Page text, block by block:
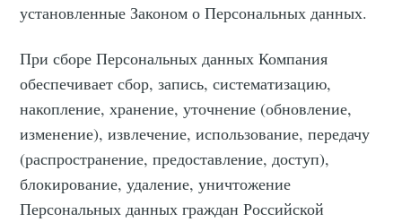
установленные Законом о Персональных данных.
При сборе Персональных данных Компания
обеспечивает сбор, запись, систематизацию,
накопление, хранение, уточнение (обновление,
изменение), извлечение, использование, передачу
(распространение, предоставление, доступ),
блокирование, удаление, уничтожение
Персональных данных граждан Российской